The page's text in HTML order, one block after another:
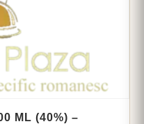
ML (40%) –